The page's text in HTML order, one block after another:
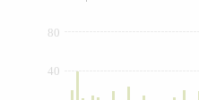
80
40